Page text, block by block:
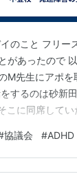
のこと フリー
があったので
M先生にアポを
するのは砂新
こに同席して
○○○○大学 教育
ば！めっちゃ
感じ（笑） で
協議会 #ADHD